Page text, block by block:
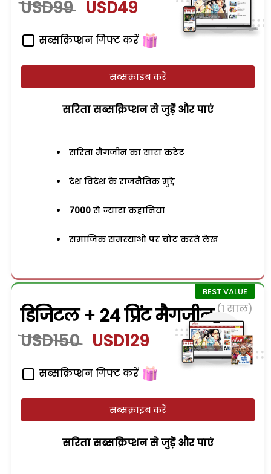
USD99 USD49
सब्सक्रिप्शन गिफ्ट करें
सब्सक्राइब करें
सरिता सब्सक्रिप्शन से जुड़ेें और पाएं
सरिता मैगजीन का सारा कंटेंट
देश विदेश के राजनैतिक मुद्दे
7000 से ज्यादा कहानियां
समाजिक समस्याओं पर चोट करते लेख
डिजिटल + 24 प्रिंट मैगजीन (1 साल)
USD150 USD129
सब्सक्रिप्शन गिफ्ट करें
सब्सक्राइब करें
सरिता सब्सक्रिप्शन से जुड़ेें और पाएं